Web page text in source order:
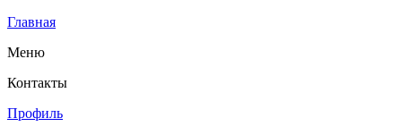
Главная
Меню
Контакты
Профиль